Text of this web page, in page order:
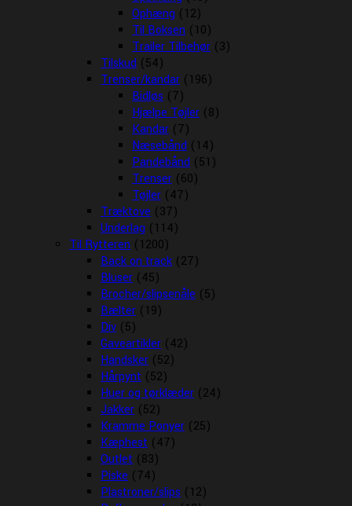
Ophæng (12)
Til Boksen (10)
Trailer Tilbehør (3)
Tilskud (54)
Trenser/kandar (196)
Bidløs (7)
Hjælpe Tøjler (8)
Kandar (7)
Næsebånd (14)
Pandebånd (51)
Trenser (60)
Tøjler (47)
Træktove (37)
Underlag (114)
Til Rytteren (1200)
Back on track (27)
Bluser (45)
Brocher/slipsenåle (5)
Bælter (19)
Div (5)
Gaveartikler (42)
Handsker (52)
Hårpynt (52)
Huer og tørklæder (24)
Jakker (52)
Kramme Ponyer (25)
Kæphest (47)
Outlet (83)
Piske (74)
Plastroner/slips (12)